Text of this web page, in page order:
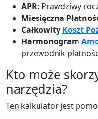
APR: Prawdziwy
Miesięczna
Całkowity Koszt
Harmonogram
przewodnik
Kto może
narzędzia?
Ten kalkulator jest